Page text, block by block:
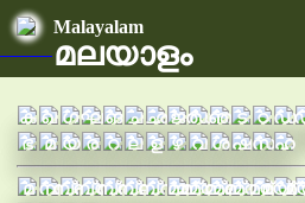
Malayalam
മലയാളം
ക ഖ ഗഘങ ച ഛജഝഞ ട ഠ ഡ
ഭ മ യ ര റ ല ള ഴ വ ശ ഷസഹ
മ മ്പമ്പ്പമ്പ്യമ്പ്രമ്പ്ലമ്പ്വമ്മമ്മ്യമ്മ്രമ്മ്വമ്യ